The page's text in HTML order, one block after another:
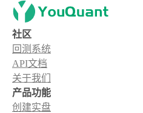
社区
回测系统
API文档
关于我们
产品功能
创建实盘